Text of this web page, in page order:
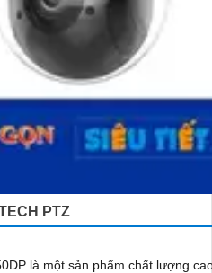
PTZ
chất lượng cao trong việc giám sát an ninh. Với